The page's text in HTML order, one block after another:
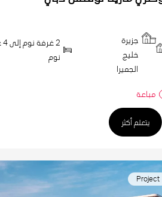
جزيرة
خليج
الجميرا
2
نوم
مباعة
يتعلم أكثر
Project